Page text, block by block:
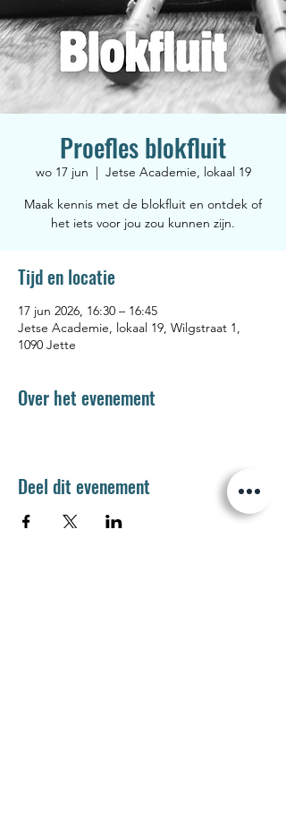
Proefles blokfluit
wo 17 jun
  |
Jetse Academie, lokaal 19
Maak kennis met de blokfluit en ontdek of
het iets voor jou zou kunnen zijn.
Tijd en locatie
17 jun 2026, 16:30 – 16:45
Jetse Academie, lokaal 19, Wilgstraat 1,
1090 Jette
Over het evenement
Deel dit evenement